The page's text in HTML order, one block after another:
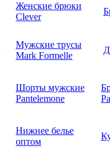
Женские брюки
Clever
Мужские трусы
Mark Formelle
Шорты мужские
Pantelemone
Нижнее белье
оптом